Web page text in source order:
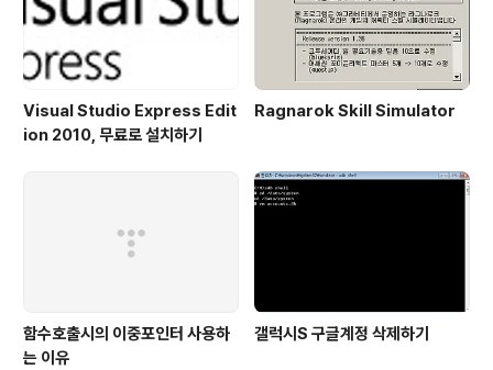
Visual Studio Express Edit
ion 2010, 무료로 설치하기
Ragnarok Skill Simulator
함수호출시의 이중포인터 사용하
는 이유
갤럭시S 구글계정 삭제하기